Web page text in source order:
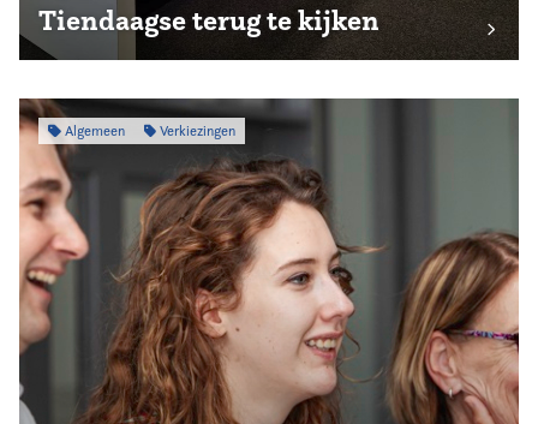
Tiendaagse terug te kijken
Algemeen Verkiezingen